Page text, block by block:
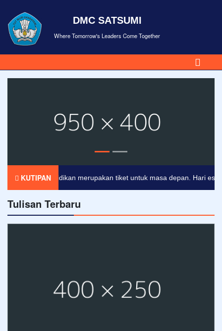
DMC SATSUMI
Where Tomorrow's Leaders Come Together
KUTIPAN
Pendidikan merupakan tiket untuk masa depan. Hari esok
Tulisan Terbaru